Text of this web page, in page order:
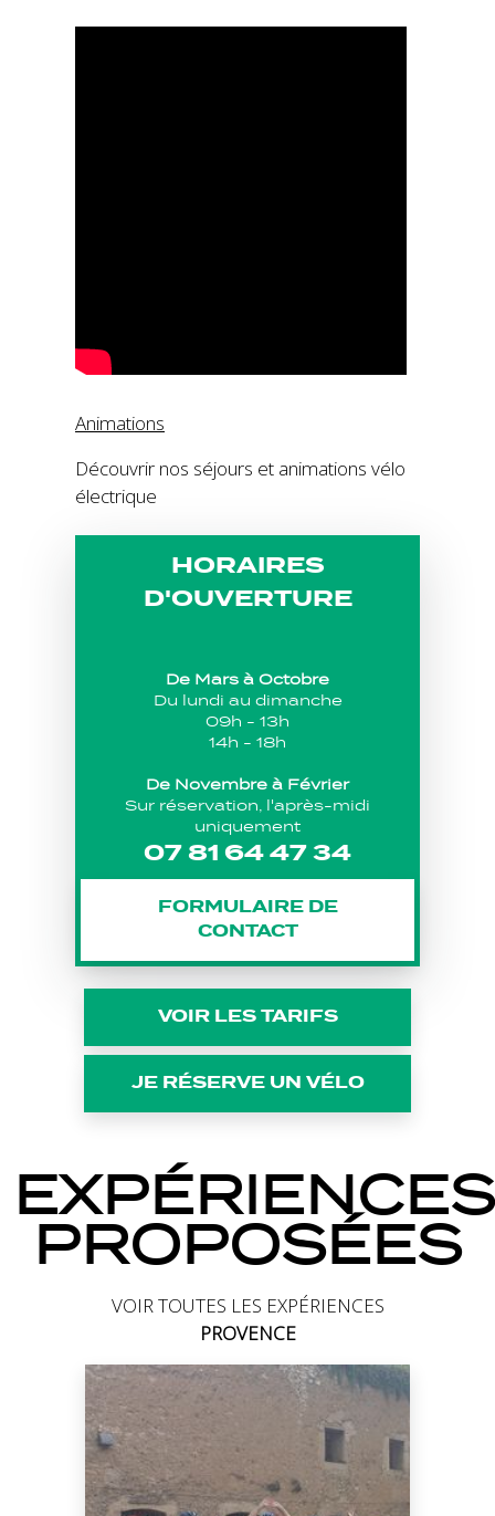
Animations
Découvrir nos séjours et animations vélo
électrique
HORAIRES
D'OUVERTURE
De Mars à Octobre
Du lundi au dimanche
09h - 13h
14h - 18h
De Novembre à Février
Sur réservation, l'après-midi
uniquement
07 81 64 47 34
FORMULAIRE DE
CONTACT
VOIR LES TARIFS
JE RÉSERVE UN VÉLO
EXPÉRIENCES
PROPOSÉES
VOIR TOUTES LES EXPÉRIENCES
PROVENCE